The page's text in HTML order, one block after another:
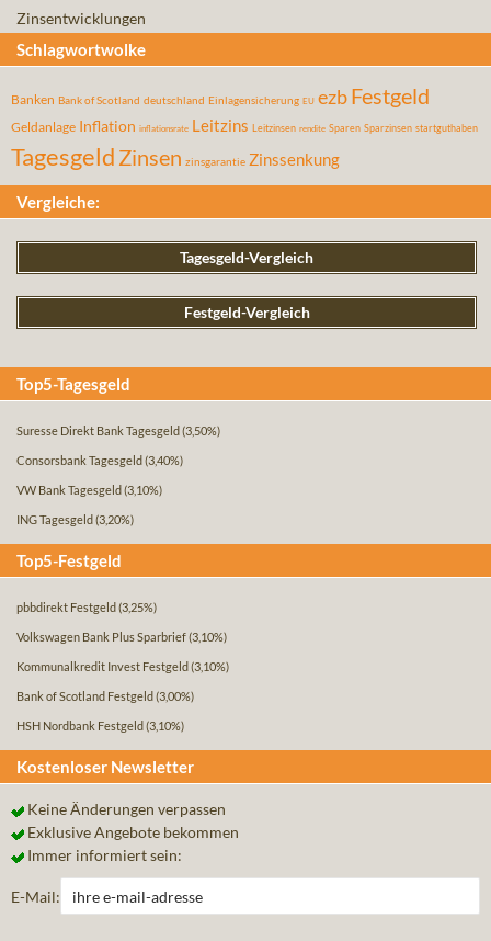
Zinsentwicklungen
Schlagwortwolke
Banken Bank of Scotland deutschland Einlagensicherung EU ezbFestgeld
Geldanlage Inflation inflationsrate Leitzins Leitzinsen rendite Sparen Sparzinsen startguthaben
Tagesgeld Zinsen zinsgarantie Zinssenkung
Vergleiche:
Tagesgeld-Vergleich
Festgeld-Vergleich
Top5-Tagesgeld
Suresse Direkt Bank Tagesgeld (3,50%)
Consorsbank Tagesgeld (3,40%)
VW Bank Tagesgeld (3,10%)
ING Tagesgeld (3,20%)
Top5-Festgeld
pbbdirekt Festgeld (3,25%)
Volkswagen Bank Plus Sparbrief(3,10%)
Kommunalkredit Invest Festgeld (3,10%)
Bank of Scotland Festgeld (3,00%)
HSH Nordbank Festgeld (3,10%)
Kostenloser Newsletter
Keine Änderungen verpassen
Exklusive Angebote bekommen
Immer informiert sein:
E-Mail: